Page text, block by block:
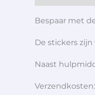
Bespaar met
De stickers
Naast
Verzendkosten: